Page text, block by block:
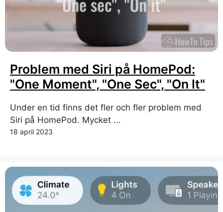
Problem med Siri på HomePod:
"One Moment", "One Sec", "On It"
Under en tid finns det fler och fler problem med
Siri på HomePod. Mycket ...
18 april 2023